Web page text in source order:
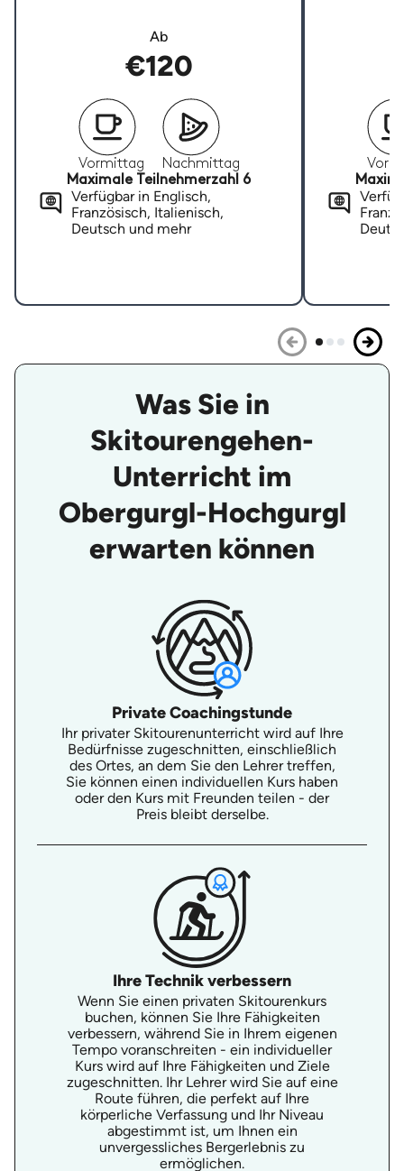
Ab
€120
Vormittag
Nachmittag
Maximale Teilnehmerzahl 6
Verfügbar in Englisch,
Französisch, Italienisch,
Deutsch und mehr
Was Sie in
Skitourengehen-
Unterricht im
Obergurgl-Hochgurgl
erwarten können
Private Coachingstunde
Ihr privater Skitourenunterricht wird auf Ihre
Bedürfnisse zugeschnitten, einschließlich
des Ortes, an dem Sie den Lehrer treffen,
Sie können einen individuellen Kurs haben
oder den Kurs mit Freunden teilen - der
Preis bleibt derselbe.
Ihre Technik verbessern
Wenn Sie einen privaten Skitourenkurs
buchen, können Sie Ihre Fähigkeiten
verbessern, während Sie in Ihrem eigenen
Tempo voranschreiten - ein individueller
Kurs wird auf Ihre Fähigkeiten und Ziele
zugeschnitten. Ihr Lehrer wird Sie auf eine
Route führen, die perfekt auf Ihre
körperliche Verfassung und Ihr Niveau
abgestimmt ist, um Ihnen ein
unvergessliches Bergerlebnis zu
ermöglichen.